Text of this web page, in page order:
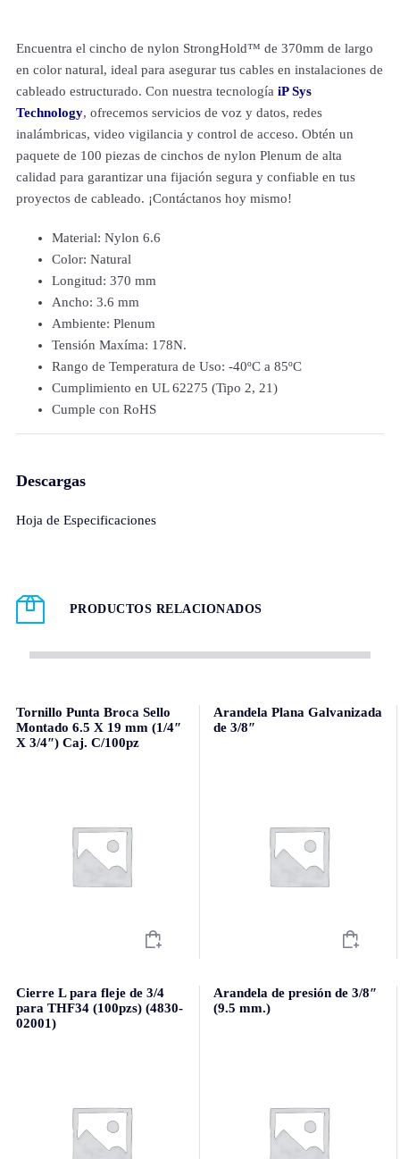
Encuentra el cincho de nylon StrongHold™ de 370mm de largo
en color natural, ideal para asegurar tus cables en instalaciones de
cableado estructurado. Con nuestra tecnología iP Sys
Technology, ofrecemos servicios de voz y datos, redes
inalámbricas, video vigilancia y control de acceso. Obtén un
paquete de 100 piezas de cinchos de nylon Plenum de alta
calidad para garantizar una fijación segura y confiable en tus
proyectos de cableado. ¡Contáctanos hoy mismo!
Material: Nylon 6.6
Color: Natural
Longitud: 370 mm
Ancho: 3.6 mm
Ambiente: Plenum
Tensión Maxíma: 178N.
Rango de Temperatura de Uso: -40ºC a 85ºC
Cumplimiento en UL 62275 (Tipo 2, 21)
Cumple con RoHS
Descargas
Hoja de Especificaciones
PRODUCTOS RELACIONADOS
Tornillo Punta Broca Sello
Montado 6.5 X 19 mm (1/4″
X 3/4″) Caj. C/100pz
Arandela Plana Galvanizada
de 3/8″
Cierre L para fleje de 3/4
para THF34 (100pzs) (4830-
02001)
Arandela de presión de 3/8″
(9.5 mm.)